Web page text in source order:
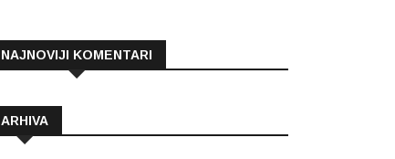
NAJNOVIJI KOMENTARI
ARHIVA